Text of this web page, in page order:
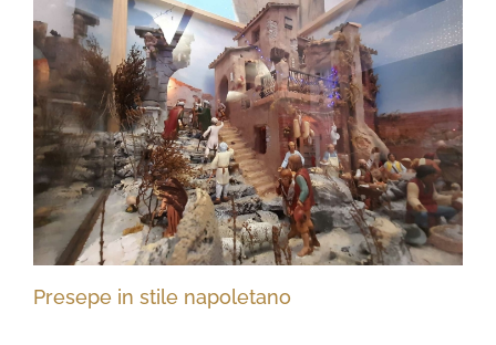
Presepe in stile napoletano